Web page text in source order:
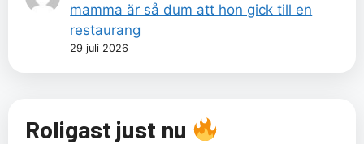
mamma är så dum att hon gick till en
restaurang
29 juli 2026
Roligast just nu